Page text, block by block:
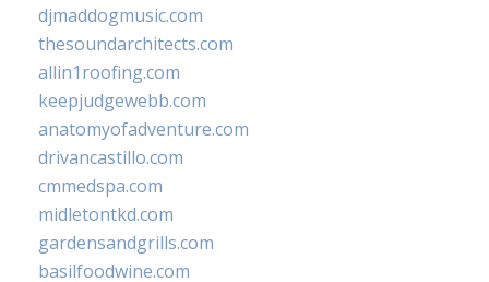
djmaddogmusic.com
thesoundarchitects.com
allin1roofing.com
keepjudgewebb.com
anatomyofadventure.com
drivancastillo.com
cmmedspa.com
midletontkd.com
gardensandgrills.com
basilfoodwine.com